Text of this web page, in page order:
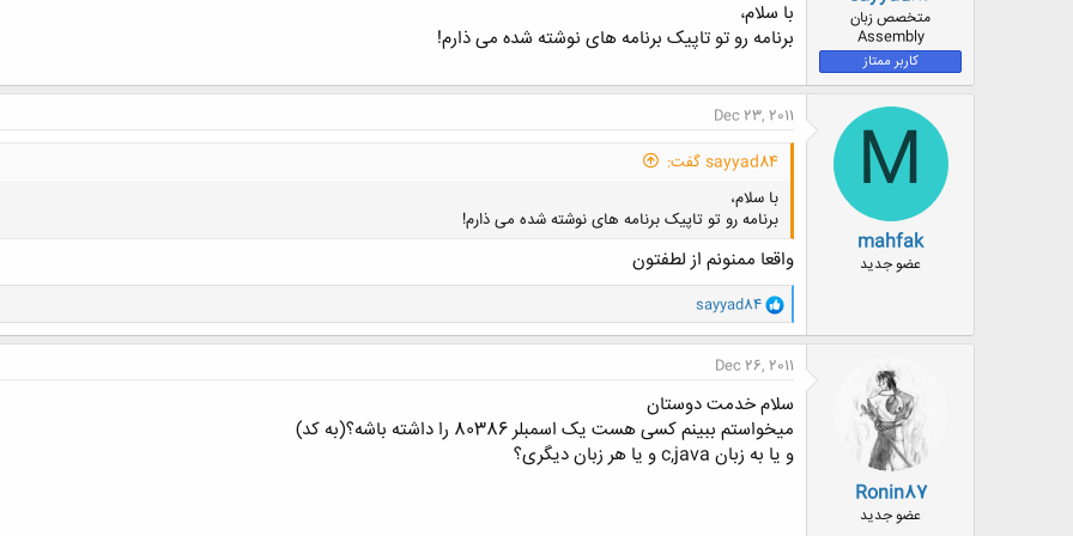
ع
متخصص زبان
Assembly
کاربر ممتاز
با سلام،
برنامه رو تو تاپیک برنامه های نوشته شده می ذارم!
M
mahfak
عضو جدید
Dec 23, 2011
sayyad84 گفت:
با سلام،
برنامه رو تو تاپیک برنامه های نوشته شده می ذارم!
واقعا ممنونم از لطفتون
و
ا
ک
ن
ش
ه
ا
:
sayyad84
Ronin87
عضو جدید
Dec 26, 2011
سلام خدمت دوستان
میخواستم ببینم کسی هست یک اسمبلر 80386 را داشته باشه؟(به کد)
و یا به زبان c,java و یا هر زبان دیگری؟